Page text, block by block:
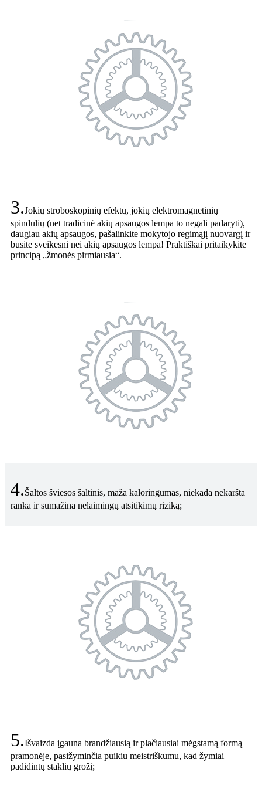
3.Jokių stroboskopinių efektų, jokių elektromagnetinių
spindulių (net tradicinė akių apsaugos lempa to negali padaryti),
daugiau akių apsaugos, pašalinkite mokytojo regimąjį nuovargį ir
būsite sveikesni nei akių apsaugos lempa! Praktiškai pritaikykite
principą „žmonės pirmiausia“.
4.Šaltos šviesos šaltinis, maža kaloringumas, niekada nekaršta
ranka ir sumažina nelaimingų atsitikimų riziką;
5.Išvaizda įgauna brandžiausią ir plačiausiai mėgstamą formą
pramonėje, pasižyminčia puikiu meistriškumu, kad žymiai
padidintų staklių grožį;